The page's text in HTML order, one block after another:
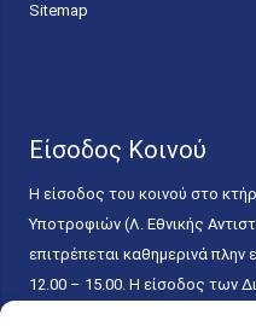
Sitemap
Είσοδος Κοινού
Η είσοδος του κοινού στο
Υποτροφιών (Λ. Εθνικής
επιτρέπεται καθημερινά
12.00 – 15.00. Η είσοδος των